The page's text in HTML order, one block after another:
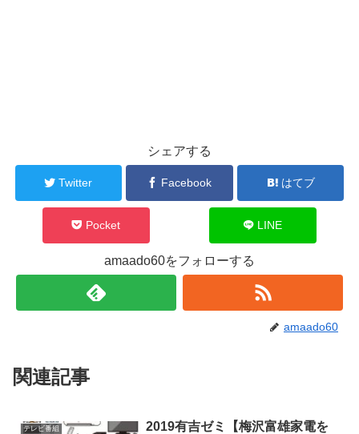
シェアする
Twitter Facebook はてブ
Pocket LINE
amaado60をフォローする
amaado60
関連記事
テレビ番組
2019有吉ゼミ【梅沢富雄家電を